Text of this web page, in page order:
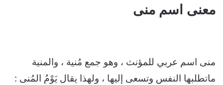
معنى اسم منى
منى اسم عربي للمؤنث ، وهو جمع مُنية ، والمنية
ماتطلبها النفس وتسعى إليها ، ولهذا يقال يَوْمُ المُنى :